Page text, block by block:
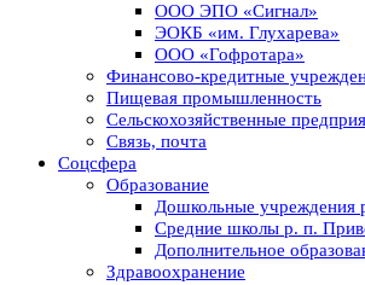
ООО ЭПО «Сигнал»
ЭОКБ «им. Глухарева»
ООО «Гофротара»
Финансово-кредитные
Пищевая промышленность
Сельскохозяйственные
Связь, почта
Соцсфера
Образование
Дошкольные учреждения
Средние школы р. п.
Дополнительное
Здравоохранение